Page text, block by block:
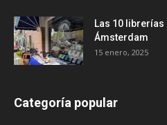
Las 10
Ámsterdam
15 enero, 2025
Categoría popular